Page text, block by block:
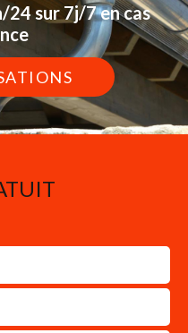
24 sur 7j/7 en cas